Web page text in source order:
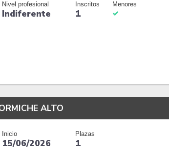
Nivel profesional
Indiferente
Inscritos
1
Menores
ALTO
Inicio
15/06/2026
Plazas
1